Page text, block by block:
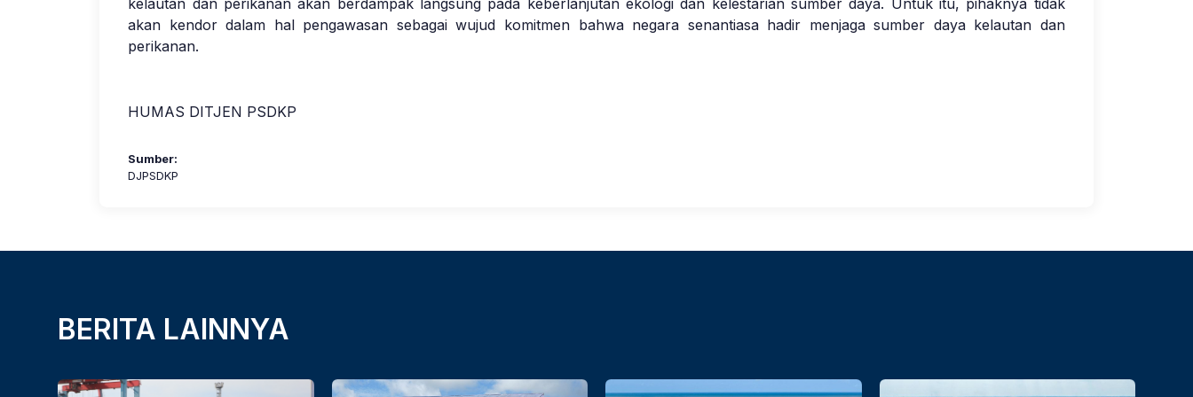
akan kendor dalam hal pengawasan sebagai wujud komitmen bahwa negara senantiasa hadir menjaga sumber daya kelautan dan
perikanan.
HUMAS DITJEN PSDKP
Sumber:
DJPSDKP
BERITA LAINNYA